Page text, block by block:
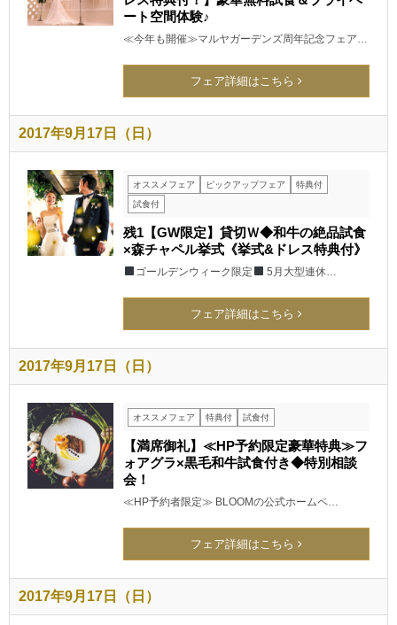
ート空間体験♪
≪今年も開催≫マルヤガーデンズ周年記念フェア…
フェア詳細はこちら
2017年9月17日（日）
オススメフェア ピックアップフェア
特典付
試食付
残1【GW限定】貸切Ｗ◆和牛の絶品試食
×森チャペル挙式《挙式&ドレス特典付》
ゴールデンウィーク限定 5月大型連休…
フェア詳細はこちら
2017年9月17日（日）
オススメフェア 特典付 試食付
【満席御礼】≪HP予約限定豪華特典≫フ
ォアグラ×黒毛和牛試食付き◆特別相談
会！
≪HP予約者限定≫ BLOOMの公式ホームペ…
フェア詳細はこちら
2017年9月17日（日）